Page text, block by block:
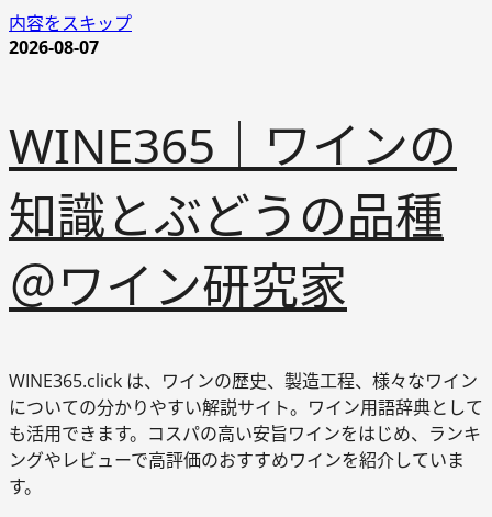
内容をスキップ
2026-08-07
WINE365｜ワインの
知識とぶどうの品種
＠ワイン研究家
WINE365.click は、ワインの歴史、製造工程、様々なワイン
についての分かりやすい解説サイト。ワイン用語辞典として
も活用できます。コスパの高い安旨ワインをはじめ、ランキ
ングやレビューで高評価のおすすめワインを紹介していま
す。